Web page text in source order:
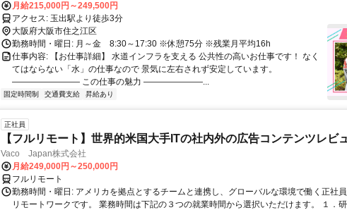
月給215,000円～249,500円
アクセス: 玉出駅より徒歩3分
大阪府大阪市住之江区
勤務時間・曜日: 月～金 8:30～17:30 ※休憩75分 ※残業月平均16h
仕事内容: 【お仕事詳細】 水道インフラを支える 公共性の高いお仕事です！ なく
てはならない「水」の仕事なので 景気に左右されず安定しています。
―――――――― この仕事の魅力 ―――――――...
固定時間制 交通費支給 昇給あり
正社員
【フルリモート】世界的米国大手ITの社内外の広告コンテンツレビ
Vaco Japan株式会社
月給249,000円～250,000円
フルリモート
勤務時間・曜日: アメリカを拠点とするチームと連携し、グローバルな環境で働く正社
リモートワークです。 業務時間は下記の３つの就業時間から選択いただけます。 １．